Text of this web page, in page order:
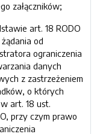
załączników;
art. 18 RODO
od
ograniczenia
danych
z zastrzeżeniem
o których
art. 18 ust.
przy czym prawo